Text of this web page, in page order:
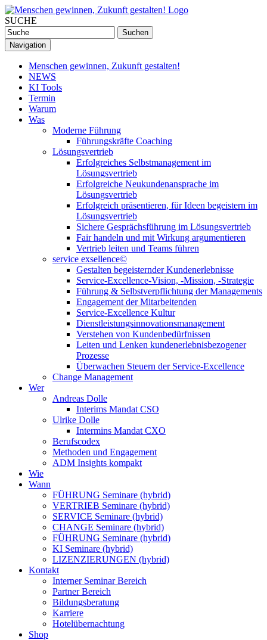
SUCHE
Navigation
Menschen gewinnen, Zukunft gestalten!
NEWS
KI Tools
Termin
Warum
Was
Moderne Führung
Führungskräfte Coaching
Lösungsvertrieb
Erfolgreiches Selbstmanagement im
Lösungsvertrieb
Erfolgreiche Neukundenansprache im
Lösungsvertrieb
Erfolgreich präsentieren, für Ideen begeistern im
Lösungsvertrieb
Sichere Gesprächsführung im Lösungsvertrieb
Fair handeln und mit Wirkung argumentieren
Vertrieb leiten und Teams führen
service exsellence©
Gestalten begeisternder Kundenerlebnisse
Service-Excellence-Vision, -Mission, -Strategie
Führung & Selbstverpflichtung der Managements
Engagement der Mitarbeitenden
Service-Excellence Kultur
Dienstleistungsinnovationsmanagement
Verstehen von Kundenbedürfnissen
Leiten und Lenken kundenerlebnisbezogener
Prozesse
Überwachen Steuern der Service-Excellence
Change Management
Wer
Andreas Dolle
Interims Mandat CSO
Ulrike Dolle
Intermins Mandat CXO
Berufscodex
Methoden und Engagement
ADM Insights kompakt
Wie
Wann
FÜHRUNG Seminare (hybrid)
VERTRIEB Seminare (hybrid)
SERVICE Seminare (hybrid)
CHANGE Seminare (hybrid)
FÜHRUNG Seminare (hybrid)
KI Seminare (hybrid)
LIZENZIERUNGEN (hybrid)
Kontakt
Interner Seminar Bereich
Partner Bereich
Bildungsberatung
Karriere
Hotelübernachtung
Shop